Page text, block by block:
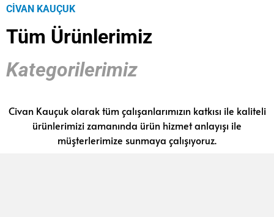
CİVAN KAUÇUK
Tüm Ürünlerimiz
Kategorilerimiz
Civan Kauçuk olarak tüm çalışanlarımızın katkısı ile kaliteli
ürünlerimizi zamanında ürün hizmet anlayışı ile
müşterlerimize sunmaya çalışıyoruz.